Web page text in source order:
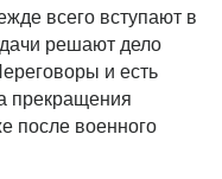
всего вступают в
решают дело
и есть
прекращения
после военного